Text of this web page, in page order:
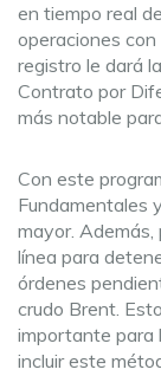
en tiempo real
operaciones con
registro le dará
Contrato por
más notable
Con este
Fundamentales
mayor.
línea para
órdenes
crudo Brent.
importante para
incluir este